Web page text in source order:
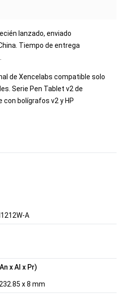
lanzado, enviado
Tiempo de entrega
de Xencelabs compatible solo
Serie Pen Tablet v2 de
bolígrafos v2 y HP
A
x Al x Pr)
x 8 mm